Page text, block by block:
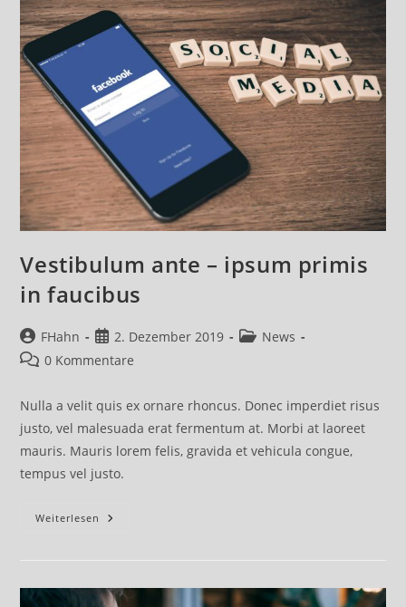
Vestibulum ante – ipsum primis
in faucibus
Beitrags-
Autor:
FHahn
Beitrag
veröffentlicht:
2. Dezember 2019
Beitrags-
News
Beitrags-
0 Kommentare
Nulla a velit quis ex ornare rhoncus. Donec imperdiet risus
justo, vel malesuada erat fermentum at. Morbi at laoreet
mauris. Mauris lorem felis, gravida et vehicula congue,
tempus vel justo.
Weiterlesen Vestibulum
Faucibus